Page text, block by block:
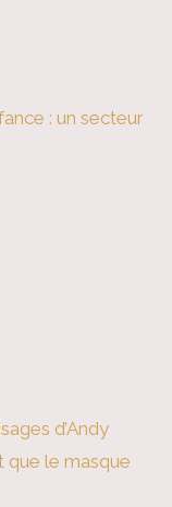
: un secteur
d’Andy
que le masque